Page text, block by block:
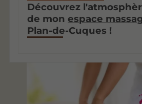
Découvrez
de monespace
Plan-de-Cuques !